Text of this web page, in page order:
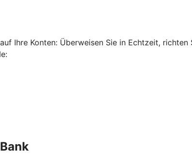
Ihre Konten: Überweisen Sie in Echtzeit,